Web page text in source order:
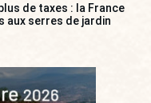
de taxes : la France
aux serres de jardin